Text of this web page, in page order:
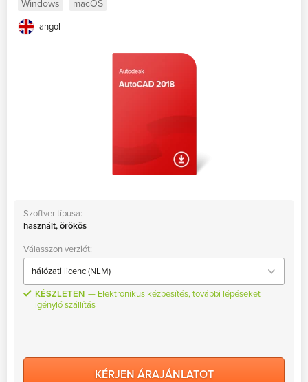
Windows macOS
angol
Szoftver típusa:
használt, örökös
Válasszon verziót:
KÉSZLETEN
Elektronikus kézbesítés, további lépéseket
igénylő szállítás
KÉRJEN ÁRAJÁNLATOT